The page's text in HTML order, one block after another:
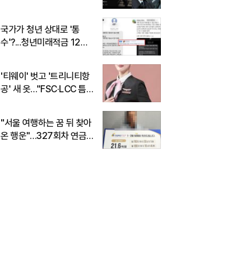
국가가 청년 상대로 '통
수'?...청년미래적금 12%
'티웨이' 벗고 '트리니티항
공' 새 옷…"FSC·LCC 틈
"서울 여행하는 꿈 뒤 찾아
온 행운"…327회차 연금